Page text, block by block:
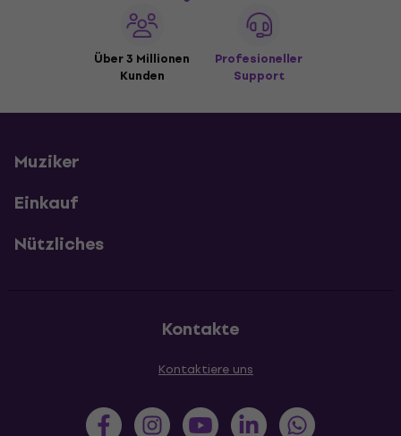
Über 3 Millionen
Kunden
Profesioneller
Support
Muziker
Einkauf
Nützliches
Kontakte
Kontaktiere uns